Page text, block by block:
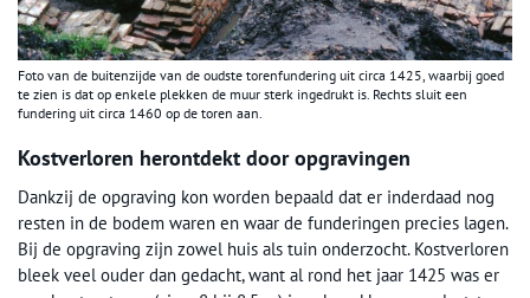
Foto van de buitenzijde van de oudste torenfundering uit circa 1425, waarbij goed
te zien is dat op enkele plekken de muur sterk ingedrukt is. Rechts sluit een
fundering uit circa 1460 op de toren aan.
Kostverloren herontdekt door opgravingen
Dankzij de opgraving kon worden bepaald dat er inderdaad nog
resten in de bodem waren en waar de funderingen precies lagen.
Bij de opgraving zijn zowel huis als tuin onderzocht. Kostverloren
bleek veel ouder dan gedacht, want al rond het jaar 1425 was er